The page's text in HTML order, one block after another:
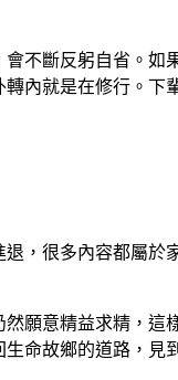
不斷反躬自省。如
內就是在修行。下
，很多內容都屬於
願意精益求精，這
命故鄉的道路，見